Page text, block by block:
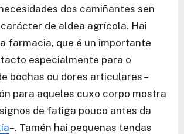
dos camiñantes sen
de aldea agrícola. Hai
farmacia, que é un importante
especialmente para o
bochas ou dores articulares –
para aqueles cuxo corpo mostra
de fatiga pouco antes da
–. Tamén hai pequenas tendas